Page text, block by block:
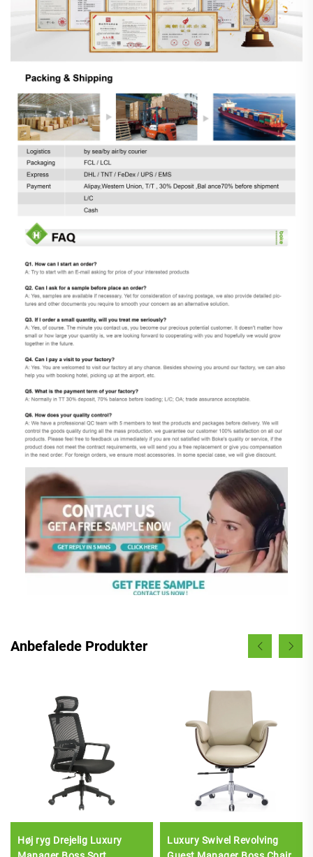
Anbefalede Produkter
Høj ryg Drejelig Luxury
Luxury Swivel Revolving